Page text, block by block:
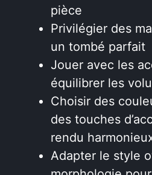
pièce
Privilégier des
un tombé parfait
Jouer avec les
équilibrer les
Choisir des
des touches
rendu
Adapter le style